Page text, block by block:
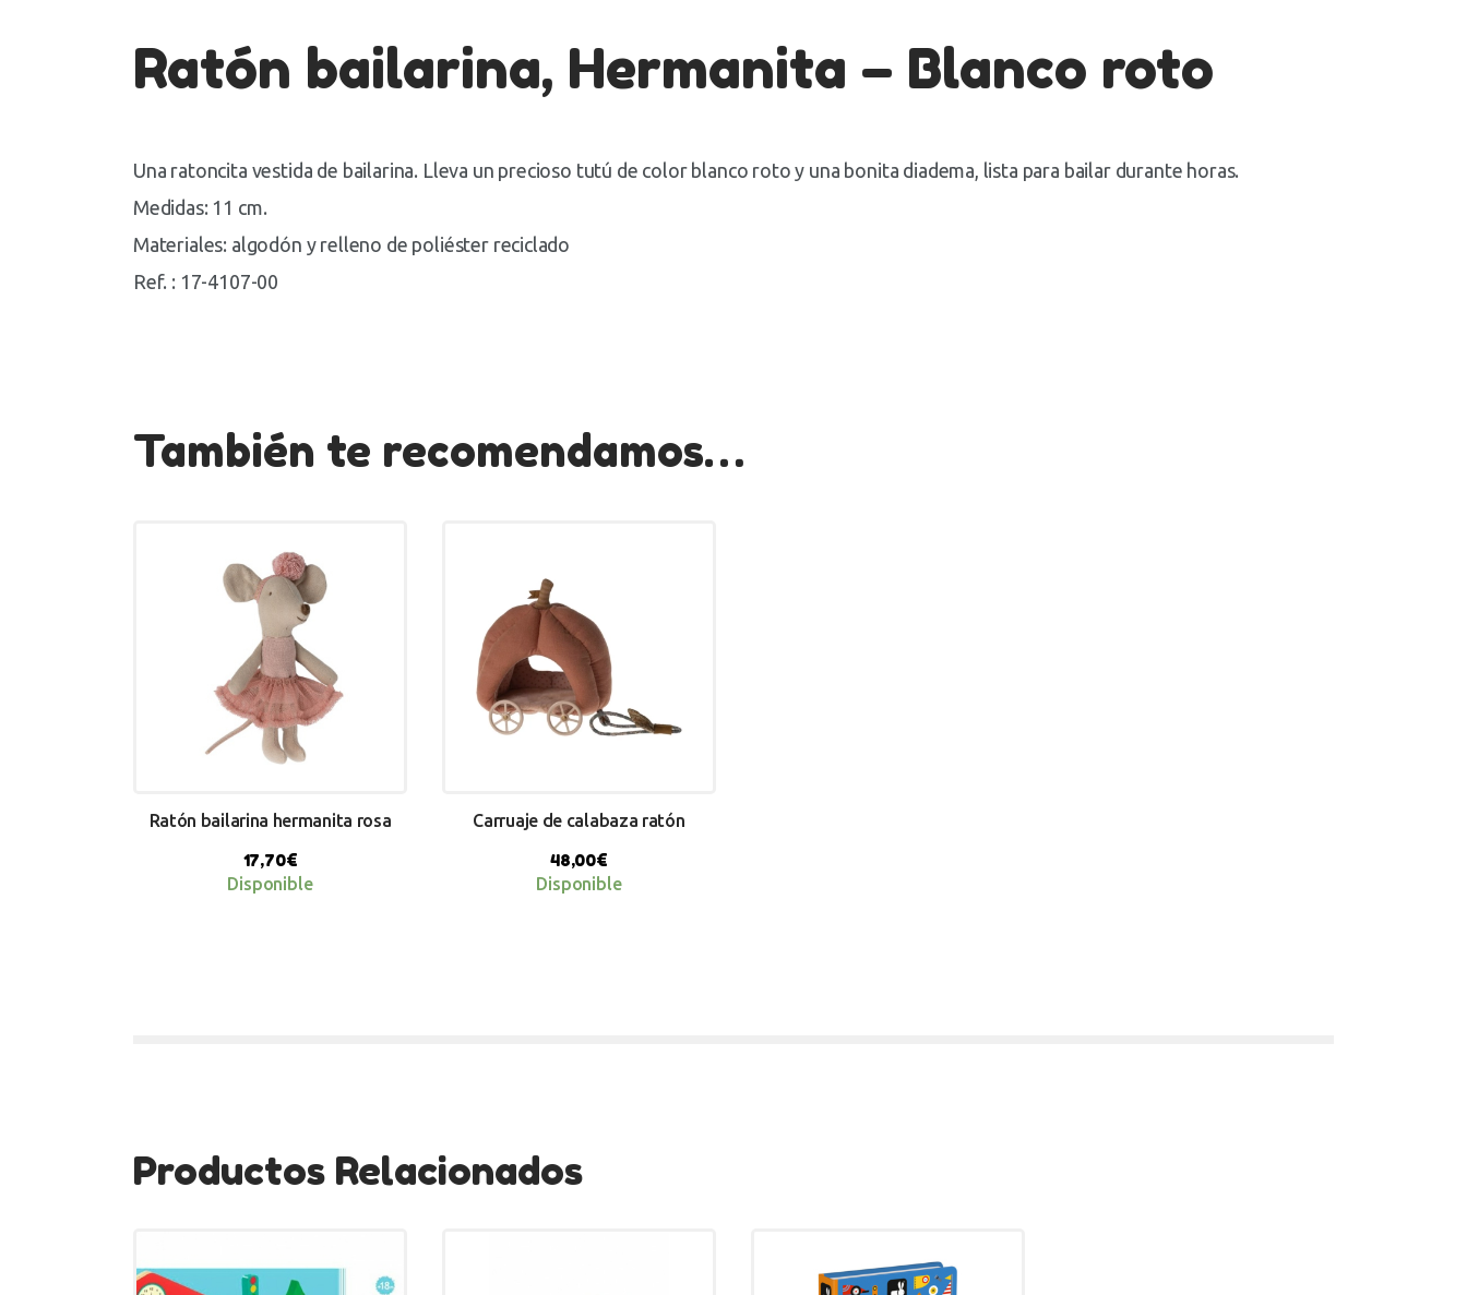
Ratón bailarina, Hermanita – Blanco roto
Una ratoncita vestida de bailarina. Lleva un precioso tutú de color blanco roto y una bonita diadema, lista para bailar durante horas.
Medidas: 11 cm.
Materiales: algodón y relleno de poliéster reciclado
Ref. : 17-4107-00
También te recomendamos…
Ratón bailarina hermanita rosa
17,70€
Disponible
Carruaje de calabaza ratón
48,00€
Disponible
Productos Relacionados